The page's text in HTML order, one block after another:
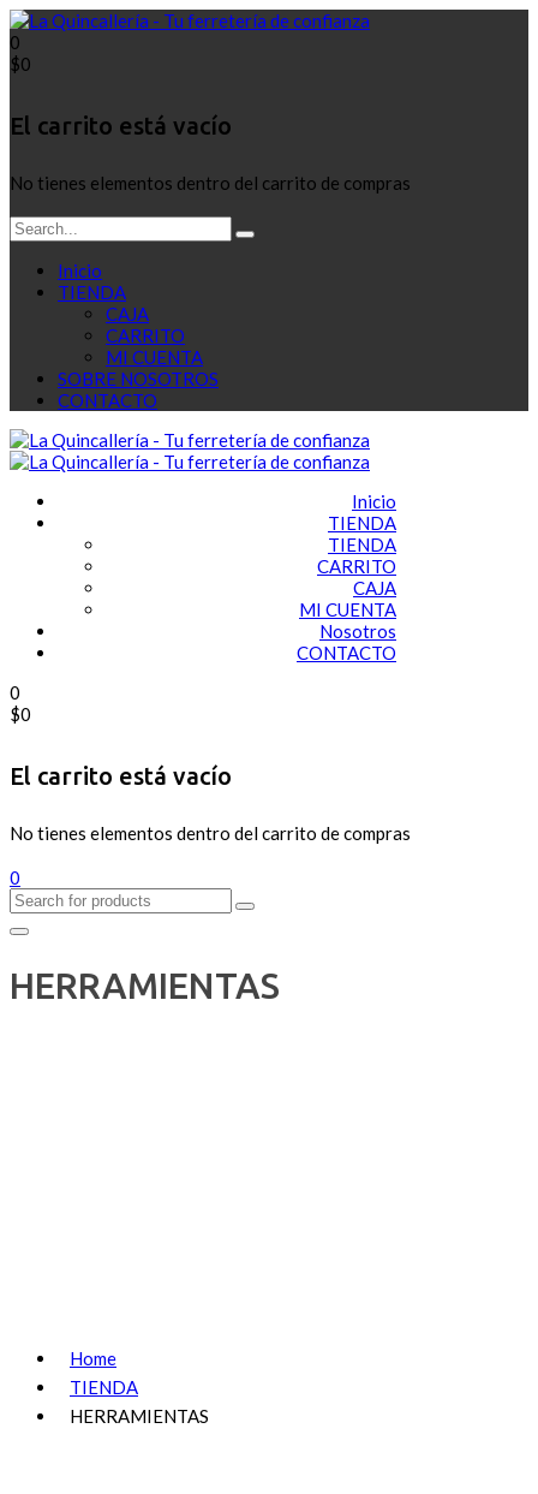
0
$0
El carrito está vacío
No tienes elementos dentro del carrito de compras
Inicio
TIENDA
CAJA
CARRITO
MI CUENTA
SOBRE NOSOTROS
CONTACTO
Inicio
TIENDA
TIENDA
CARRITO
CAJA
MI CUENTA
Nosotros
CONTACTO
0
$0
El carrito está vacío
No tienes elementos dentro del carrito de compras
0
HERRAMIENTAS
Home
TIENDA
HERRAMIENTAS